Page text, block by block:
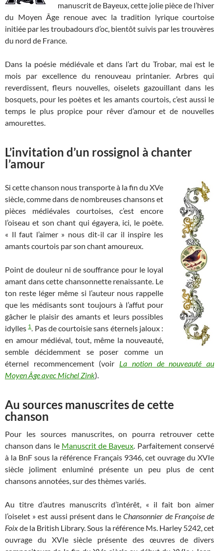
manuscrit de Bayeux, cette jolie pièce de l’hiver
du Moyen Âge renoue avec la tradition lyrique courtoise
initiée par les troubadours d’oc, bientôt suivis par les trouvères
du nord de France.
Dans la poésie médiévale et dans l’art du Trobar, mai est le
mois par excellence du renouveau printanier. Arbres qui
reverdissent, fleurs nouvelles, oiselets gazouillant dans les
bosquets, pour les poètes et les amants courtois, c’est aussi le
temps le plus propice pour rêver d’amour et de nouvelles
amourettes.
L’invitation d’un rossignol à chanter
l’amour
Si cette chanson nous transporte à la fin du XVe
siècle, comme dans de nombreuses chansons et
pièces médiévales courtoises, c’est encore
l’oiseau et son chant qui égayera, ici, le poète.
« Il faut l’aimer » nous dit-il car il inspire les
amants courtois par son chant amoureux.
Point de douleur ni de souffrance pour le loyal
amant dans cette chansonnette renaissante. Le
ton reste léger même si l’auteur nous rappelle
que les médisants sont toujours à l’affut pour
gâcher le plaisir des amants et leurs possibles
idylles1. Pas de courtoisie sans éternels jaloux :
en amour médiéval, tout, même la nouveauté,
semble décidemment se poser comme un
éternel recommencement (voir La notion de nouveauté au
Moyen Âge avec Michel Zink).
Au sources manuscrites de cette
chanson
Pour les sources manuscrites, on pourra retrouver cette
chanson dans le Manuscrit de Bayeux. Parfaitement conservé
à la BnF sous la référence Français 9346, cet ouvrage du XVIe
siècle joliment enluminé présente un peu plus de cent
chansons annotées, sur des thèmes variés.
Au titre d’autres manuscrits d’intérêt, « il fait bon aimer
l’oiselet » est aussi présent dans leChansonnier de Françoise de
Foixde la British Library. Sous la référence Ms. Harley 5242, cet
ouvrage du XVIe siècle présente des œuvres de divers